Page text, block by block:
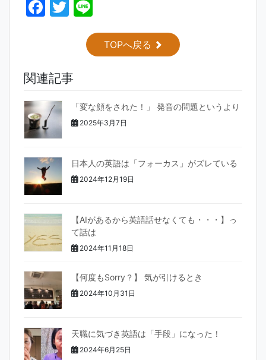
F
b
o
o
k
T
itt
TOPへ戻る
関連記事
「変な顔をされた！」 発音の問題というより
2025年3月7日
日本人の英語は「フォーカス」がズレている
2024年12月19日
【AIがあるから英語話せなくても・・・】っ
て話は
2024年11月18日
【何度もSorry？】 気が引けるとき
2024年10月31日
天職に気づき英語は「手段」になった！
2024年6月25日